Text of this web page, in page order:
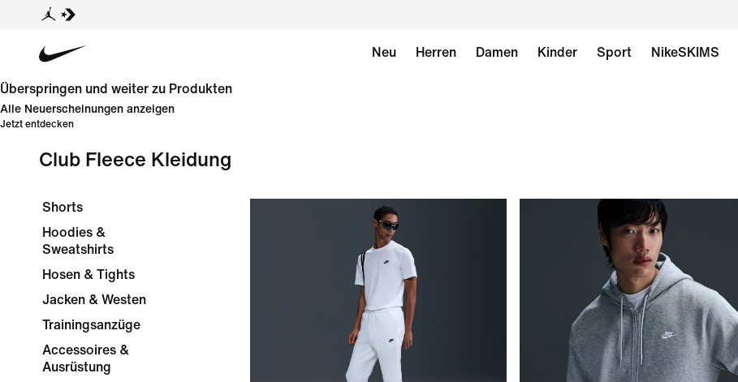
Neu Herren Damen Kinder Sport NikeSKIMS
Überspringen und weiter zu Produkten
Alle Neuerscheinungen anzeigen
Jetzt entdecken
Club Fleece Kleidung
Shorts
Hoodies &
Sweatshirts
Hosen & Tights
Jacken & Westen
Trainingsanzüge
Accessoires &
Ausrüstung